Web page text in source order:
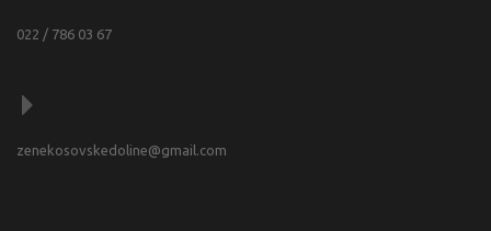
022 / 786 03 67
zenekosovskedoline@gmail.com